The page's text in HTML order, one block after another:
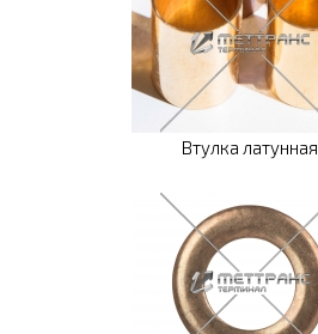
Втулка латунная